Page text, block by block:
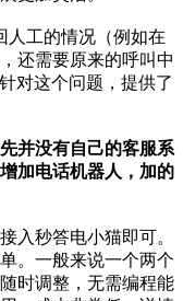
人工的情况（例如在
还需要原来的呼叫中
对这个问题，提供了
并没有自己的客服系
加电话机器人，加的
入秒答电小猫即可。
。一般来说一个两个
时调整，无需编程能